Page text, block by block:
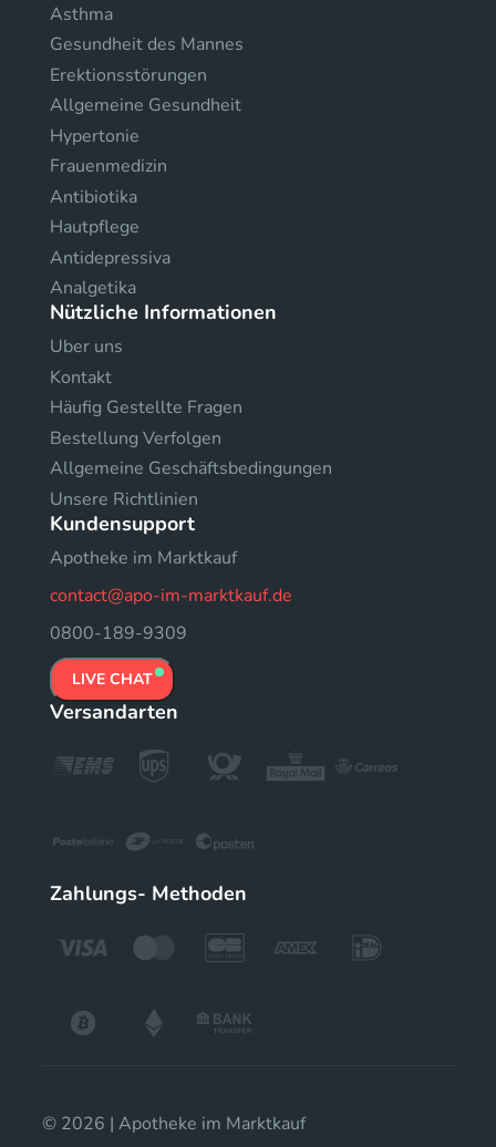
Asthma
Gesundheit des Mannes
Erektionsstörungen
Allgemeine Gesundheit
Hypertonie
Frauenmedizin
Antibiotika
Hautpflege
Antidepressiva
Analgetika
Nützliche Informationen
Uber uns
Kontakt
Häufig Gestellte Fragen
Bestellung Verfolgen
Allgemeine Geschäftsbedingungen
Unsere Richtlinien
Kundensupport
Apotheke im Marktkauf
contact@apo-im-marktkauf.de
0800-189-9309
LIVE CHAT
Versandarten
Zahlungs- Methoden
© 2026 | Apotheke im Marktkauf